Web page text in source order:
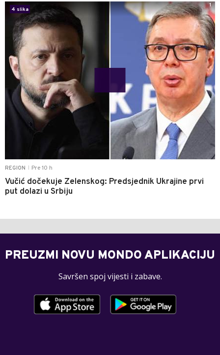
REGION Pre 10 h
Vučić dočekuje Zelenskog: Predsjednik Ukrajine prvi
put dolazi u Srbiju
4 slika
1
PREUZMI NOVU MONDO APLIKACIJU
Savršen spoj vijesti i zabave.